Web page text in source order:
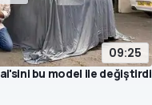
09:25
bu model ile değiştirdi